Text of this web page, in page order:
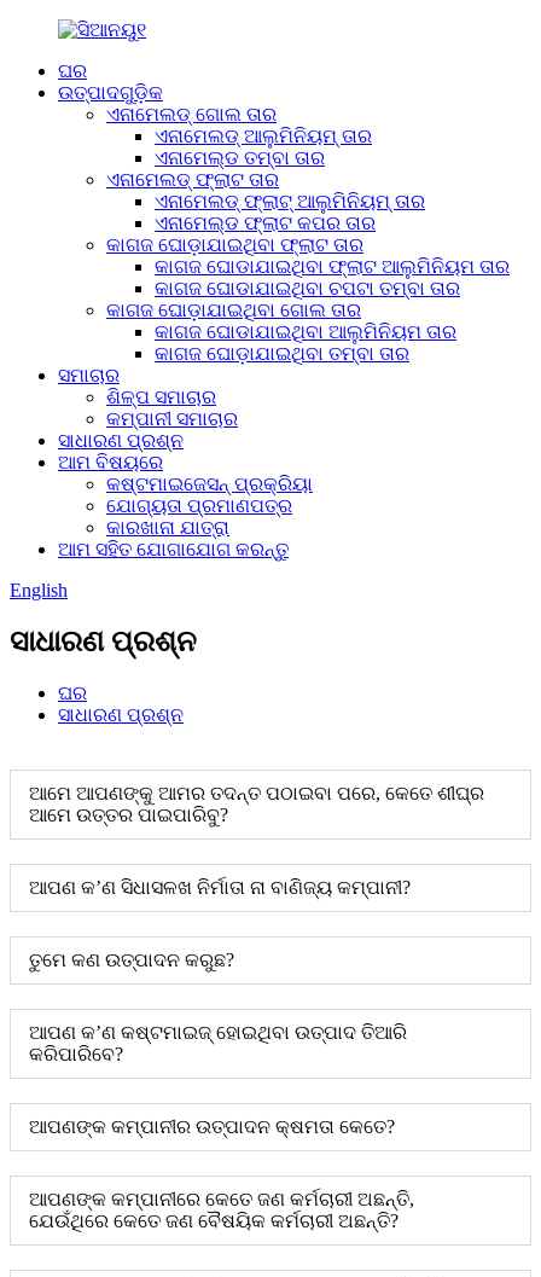
ଘର
ଉତ୍ପାଦଗୁଡ଼ିକ
ଏନାମେଲଡ୍ ଗୋଲ ତାର
ଏନାମେଲଡ୍ ଆଲୁମିନିୟମ୍ ତାର
ଏନାମେଲ୍ଡ ତମ୍ବା ତାର
ଏନାମେଲଡ୍ ଫ୍ଲାଟ ତାର
ଏନାମେଲଡ୍ ଫ୍ଲାଟ୍ ଆଲୁମିନିୟମ୍ ତାର
ଏନାମେଲ୍ଡ ଫ୍ଲାଟ କପର ତାର
କାଗଜ ଘୋଡ଼ାଯାଇଥିବା ଫ୍ଲାଟ ତାର
କାଗଜ ଘୋଡାଯାଇଥିବା ଫ୍ଲାଟ ଆଲୁମିନିୟମ ତାର
କାଗଜ ଘୋଡାଯାଇଥିବା ଚପଟା ତମ୍ବା ତାର
କାଗଜ ଘୋଡ଼ାଯାଇଥିବା ଗୋଲ ତାର
କାଗଜ ଘୋଡାଯାଇଥିବା ଆଲୁମିନିୟମ ତାର
କାଗଜ ଘୋଡ଼ାଯାଇଥିବା ତମ୍ବା ତାର
ସମାଚାର
ଶିଳ୍ପ ସମାଚାର
କମ୍ପାନୀ ସମାଚାର
ସାଧାରଣ ପ୍ରଶ୍ନ
ଆମ ବିଷୟରେ
କଷ୍ଟମାଇଜେସନ୍ ପ୍ରକ୍ରିୟା
ଯୋଗ୍ୟତା ପ୍ରମାଣପତ୍ର
କାରଖାନା ଯାତ୍ରା
ଆମ ସହିତ ଯୋଗାଯୋଗ କରନ୍ତୁ
English
ସାଧାରଣ ପ୍ରଶ୍ନ
ଘର
ସାଧାରଣ ପ୍ରଶ୍ନ
ଆମେ ଆପଣଙ୍କୁ ଆମର ତଦନ୍ତ ପଠାଇବା ପରେ, କେତେ ଶୀଘ୍ର
ଆମେ ଉତ୍ତର ପାଇପାରିବୁ?
ଆପଣ କ’ଣ ସିଧାସଳଖ ନିର୍ମାତା ନା ବାଣିଜ୍ୟ କମ୍ପାନୀ?
ତୁମେ କଣ ଉତ୍ପାଦନ କରୁଛ?
ଆପଣ କ’ଣ କଷ୍ଟମାଇଜ୍ ହୋଇଥିବା ଉତ୍ପାଦ ତିଆରି
କରିପାରିବେ?
ଆପଣଙ୍କ କମ୍ପାନୀର ଉତ୍ପାଦନ କ୍ଷମତା କେତେ?
ଆପଣଙ୍କ କମ୍ପାନୀରେ କେତେ ଜଣ କର୍ମଚାରୀ ଅଛନ୍ତି,
ଯେଉଁଥିରେ କେତେ ଜଣ ବୈଷୟିକ କର୍ମଚାରୀ ଅଛନ୍ତି?